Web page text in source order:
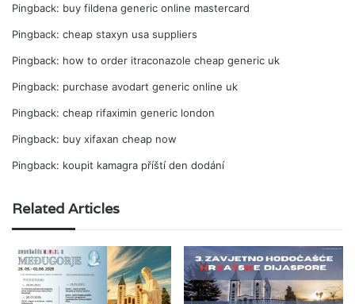
Pingback: buy fildena generic online mastercard
Pingback: cheap staxyn usa suppliers
Pingback: how to order itraconazole cheap generic uk
Pingback: purchase avodart generic online uk
Pingback: cheap rifaximin generic london
Pingback: buy xifaxan cheap now
Pingback: koupit kamagra příští den dodání
Related Articles